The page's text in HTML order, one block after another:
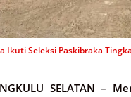
Ikuti Seleksi Paskibraka
SELATAN –